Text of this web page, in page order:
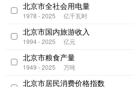
北京市全社会用电量
1978 - 2025 亿千瓦时
北京市国内旅游收入
1994 - 2025 亿元
北京市粮食产量
1949 - 2025 万吨
北京市居民消费价格指数